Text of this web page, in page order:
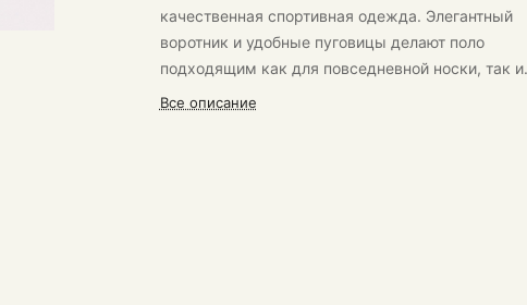
качественная спортивная одежда. Элегантный
воротник и удобные пуговицы делают поло
подходящим как для повседневной носки, так и
для спортивных мероприятий.
Все описание